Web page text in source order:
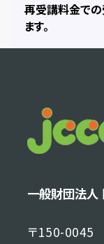
再受講料金での
ます。
一般財団法人
〒150-0045